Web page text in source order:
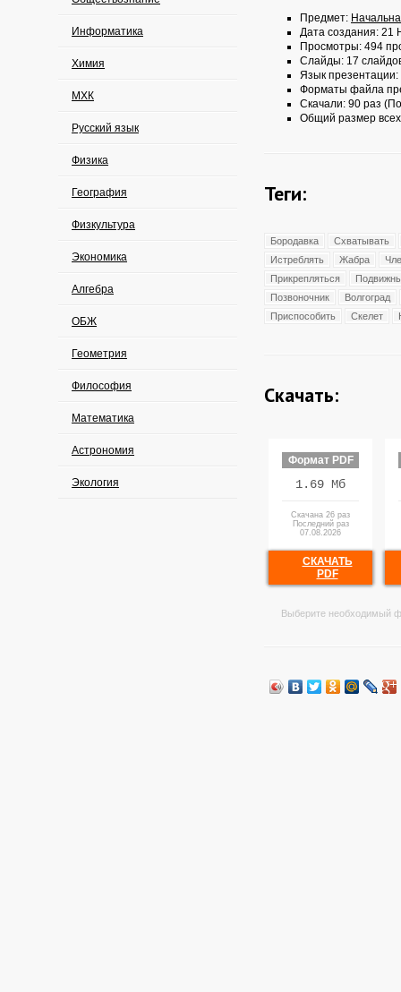
Информатика
Химия
МХК
Русский язык
Физика
География
Физкультура
Экономика
Алгебра
ОБЖ
Геометрия
Философия
Математика
Астрономия
Экология
Предмет:
Дата создания: 21
Просмотры: 494
Слайды: 17
Язык презентации:
Форматы файла
Скачали: 90 раз
Общий размер
Теги:
Бородавка
Схватывать
Истреблять
Жабра
Прикрепляться
Позвоночник
Волгоград
Приспособить
Скелет
Скачать:
Формат PDF
1.69 Мб
Скачана 26 раз
Последний раз
07.08.2026
СКАЧАТЬ
PDF
Выберите необходимый